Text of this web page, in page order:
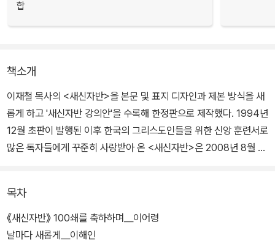
합
책소개
이재철 목사의 <새신자반>을 본문 및 표지 디자인과 제본 방식을 새
롭게 하고 '새신자반 강의안'을 수록해 한정판으로 제작했다. 1994년
12월 초판이 발행된 이후 한국의 그리스도인들을 위한 신앙 훈련서로
많은 독자들에게 꾸준히 사랑받아 온 <새신자반>은 2008년 8월 개
이번 100쇄 기념 한정판에는 이어령 교수의 축사, 이해인 수녀의 축
시, 이재철 목사의 감사의 글을 담았다. 각 장 끝에는 '새신자반 강의
목차
《새신자반》 100쇄를 축하하며＿이어령
날마다 새롭게＿이해인